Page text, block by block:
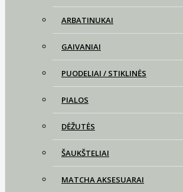
ARBATINUKAI
GAIVANIAI
PUODELIAI / STIKLINĖS
PIALOS
DĖŽUTĖS
ŠAUKŠTELIAI
MATCHA AKSESUARAI